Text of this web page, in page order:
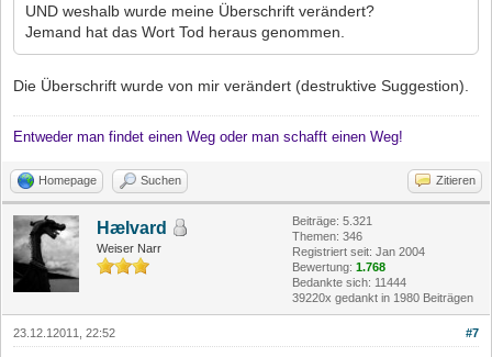
UND weshalb wurde meine Überschrift verändert?
Jemand hat das Wort Tod heraus genommen.
Die Überschrift wurde von mir verändert (destruktive Suggestion).
Entweder man findet einen Weg oder man schafft einen Weg!
Homepage Suchen Zitieren
Hælvard
Weiser Narr
Beiträge: 5.321
Themen: 346
Registriert seit: Jan 2004
Bewertung: 1.768
Bedankte sich: 11444
39220x gedankt in 1980 Beiträgen
#7
23.12.12011, 22:52